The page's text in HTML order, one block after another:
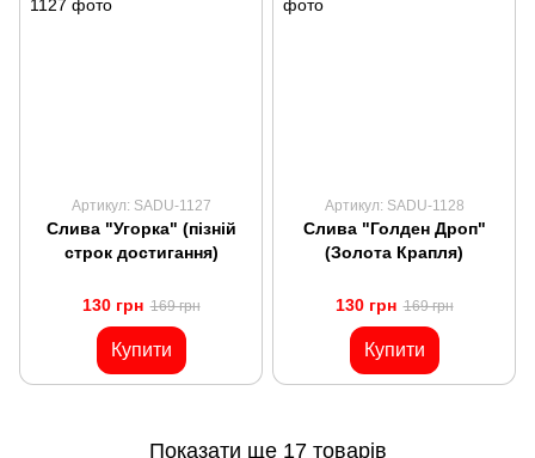
Артикул: SADU-1127
Слива "Угорка" (пізній
строк достигання)
130 грн 169 грн
Купити
Артикул: SADU-1128
Слива "Голден Дроп"
(Золота Крапля)
130 грн 169 грн
Купити
Показати ще 17 товарів